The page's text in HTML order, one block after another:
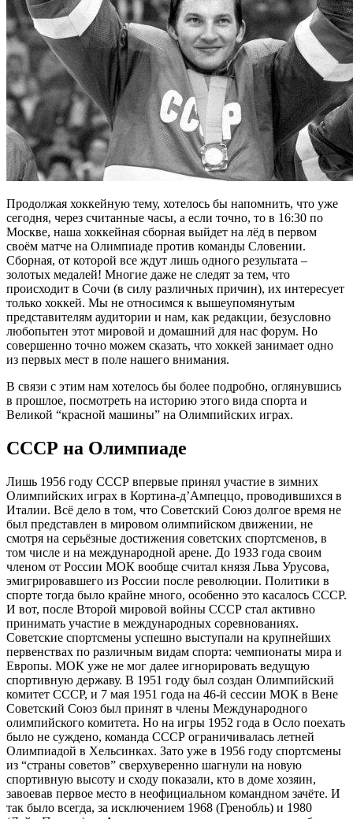
Продолжая хоккейную тему, хотелось бы напомнить, что уже
сегодня, через считанные часы, а если точно, то в 16:30 по
Москве, наша хоккейная сборная выйдет на лёд в первом
своём матче на Олимпиаде против команды Словении.
Сборная, от которой все ждут лишь одного результата –
золотых медалей! Многие даже не следят за тем, что
происходит в Сочи (в силу различных причин), их интересует
только хоккей. Мы не относимся к вышеупомянутым
представителям аудитории и нам, как редакции, безусловно
любопытен этот мировой и домашний для нас форум. Но
совершенно точно можем сказать, что хоккей занимает одно
из первых мест в поле нашего внимания.
В связи с этим нам хотелось бы более подробно, оглянувшись
в прошлое, посмотреть на историю этого вида спорта и
Великой “красной машины” на Олимпийских играх.
СССР на Олимпиаде
Лишь 1956 году СССР впервые принял участие в зимних
Олимпийских играх в Кортина-д’Ампеццо, проводившихся в
Италии. Всё дело в том, что Советский Союз долгое время не
был представлен в мировом олимпийском движении, не
смотря на серьёзные достижения советских спортсменов, в
том числе и на международной арене. До 1933 года своим
членом от России МОК вообще считал князя Льва Урусова,
эмигрировавшего из России после революции. Политики в
спорте тогда было крайне много, особенно это касалось СССР.
И вот, после Второй мировой войны СССР стал активно
принимать участие в международных соревнованиях.
Советские спортсмены успешно выступали на крупнейших
первенствах по различным видам спорта: чемпионаты мира и
Европы. МОК уже не мог далее игнорировать ведущую
спортивную державу. В 1951 году был создан Олимпийский
комитет СССР, и 7 мая 1951 года на 46-й сессии МОК в Вене
Советский Союз был принят в члены Международного
олимпийского комитета. Но на игры 1952 года в Осло поехать
было не суждено, команда СССР ограничивалась летней
Олимпиадой в Хельсинках. Зато уже в 1956 году спортсмены
из “страны советов” сверхуверенно шагнули на новую
спортивную высоту и сходу показали, кто в доме хозяин,
завоевав первое место в неофициальном командном зачёте. И
так было всегда, за исключением 1968 (Гренобль) и 1980